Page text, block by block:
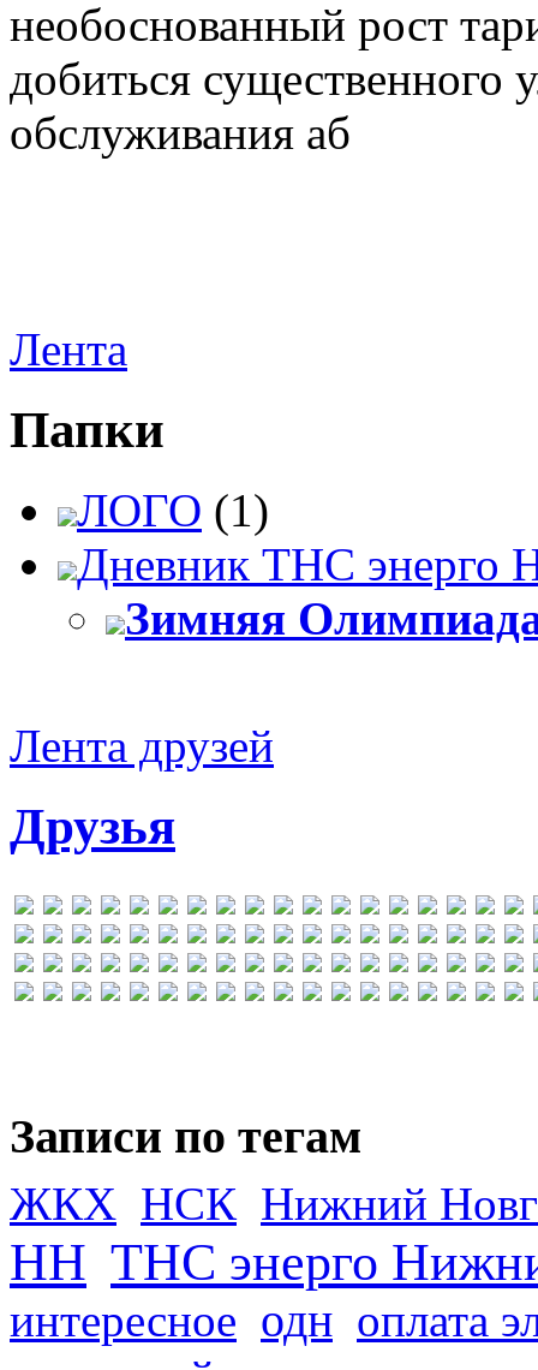
необоснованный рост
добиться существенного
обслуживания аб
Лента
Папки
ЛОГО (1)
Дневник ТНС энерго
Зимняя
Лента друзей
Друзья
Записи по тегам
ЖКХ НСК Нижний
НН ТНС энерго
интересное одн оплата